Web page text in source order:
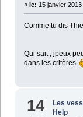
« le: 15 janvier
Comme tu dis
Qui sait , jpeux
dans les critères
14 Les
Help